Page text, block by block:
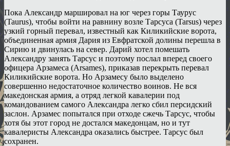
Пока Александр маршировал на юг через горы Таурус
(Taurus), чтобы войти на равнину возле Тарсуса (Tarsus) через
узкий горный перевал, известный как Киликийские ворота,
объединенная армия Дария из Евфратской долины перешла в
Сирию и двинулась на север. Дарий хотел помешать
Александру занять Тарсус и поэтому послал вперед своего
офицера Арзамеса (Arsames), приказав перекрыть перевал
Киликийские ворота. Но Арзамесу было выделено
совершенно недостаточное количество воинов. Не вся
македонская армия, а отряд легкой кавалерии под
командованием самого Александра легко сбил персидский
заслон. Арзамес попытался при отходе сжечь Тарсус, чтобы
хотя бы этот город не достался македонцам, но и тут
кавалеристы Александра оказались быстрее. Тарсус был
сохранен.